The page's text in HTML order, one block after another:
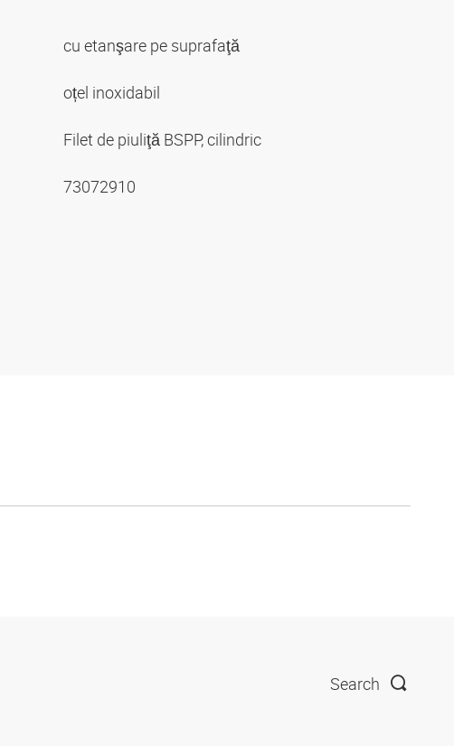
cu etanşare pe suprafaţă
oțel inoxidabil
Filet de piuliţă BSPP, cilindric
73072910
Search